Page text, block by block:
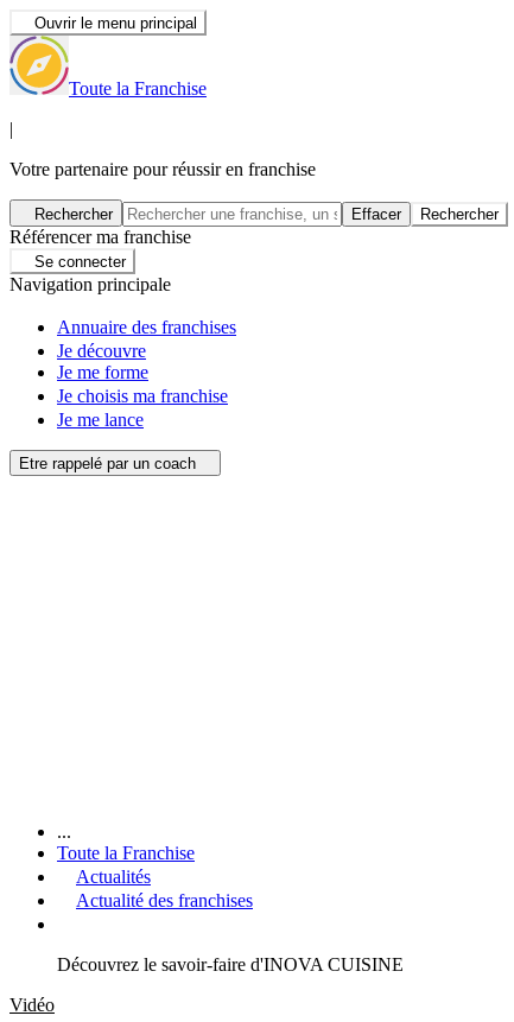
Ouvrir le menu principal
Toute la Franchise
|
Votre partenaire pour réussir en franchise
Rechercher Effacer Rechercher
Référencer ma franchise
Se connecter
Navigation principale
Annuaire des franchises
Je découvre
Je me forme
Je choisis ma franchise
Je me lance
Etre rappelé par un coach
...
Toute la Franchise
Actualités
Actualité des franchises
Découvrez le savoir-faire d'INOVA CUISINE
Vidéo